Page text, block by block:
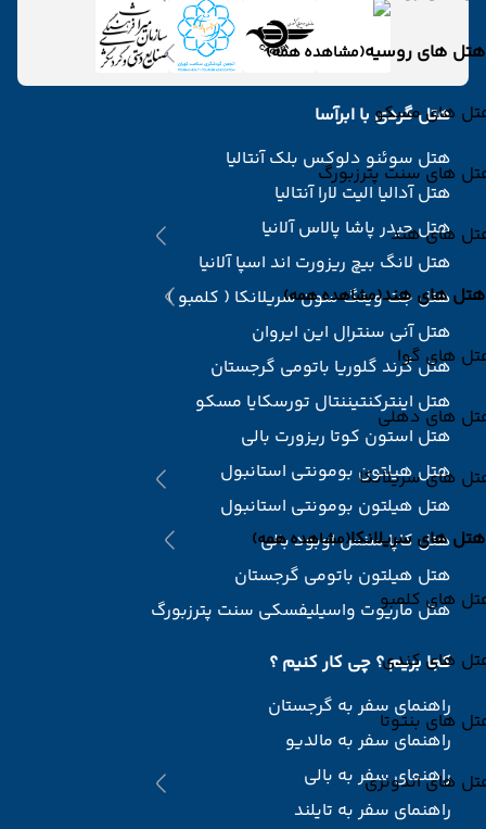
هتل های روسیه(مشاهده همه)
های مسکو
های سنت پترزبورگ
های هند
هتل های هند(مشاهده همه)
های گوا
های دهلی
های سریلانکا
هتل های سریلانکا(مشاهده همه)
های کلمبو
های کندی
های بنتوتا
های اندونزی
هتل گردی با ابرآسا
هتل سوئنو دلوکس بلک آنتالیا
هتل آدالیا الیت لارا آنتالیا
هتل حیدر پاشا پالاس آلانیا
هتل لانگ بیچ ریزورت اند اسپا آلانیا
هتل جت وینگ سون سریلانکا ( کلمبو )
هتل آنی سنترال این ایروان
هتل گرند گلوریا باتومی گرجستان
هتل اینترکنتیننتال تورسکایا مسکو
هتل استون کوتا ریزورت بالی
هتل هیلتون بومونتی استانبول
هتل هیلتون بومونتی استانبول
هتل کاپا سنس اوبود بالی
هتل هیلتون باتومی گرجستان
هتل ماریوت واسیلیفسکی سنت پترزبورگ
کجا بریم ؟ چی کار کنیم ؟
راهنمای سفر به گرجستان
راهنمای سفر به مالدیو
راهنمای سفر به بالی
راهنمای سفر به تایلند